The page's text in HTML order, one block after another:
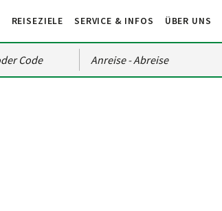
REISEZIELE SERVICE & INFOS ÜBER UNS
Anreise- Abreise